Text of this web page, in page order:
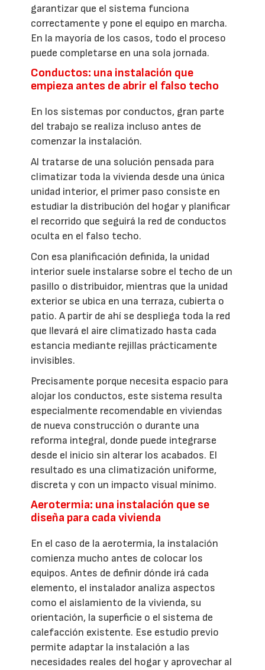
garantizar que el sistema funciona
correctamente y pone el equipo en marcha.
En la mayoría de los casos, todo el proceso
puede completarse en una sola jornada.
Conductos: una instalación que
empieza antes de abrir el falso techo
En los sistemas por conductos, gran parte
del trabajo se realiza incluso antes de
comenzar la instalación.
Al tratarse de una solución pensada para
climatizar toda la vivienda desde una única
unidad interior, el primer paso consiste en
estudiar la distribución del hogar y planificar
el recorrido que seguirá la red de conductos
oculta en el falso techo.
Con esa planificación definida, la unidad
interior suele instalarse sobre el techo de un
pasillo o distribuidor, mientras que la unidad
exterior se ubica en una terraza, cubierta o
patio. A partir de ahí se despliega toda la red
que llevará el aire climatizado hasta cada
estancia mediante rejillas prácticamente
invisibles.
Precisamente porque necesita espacio para
alojar los conductos, este sistema resulta
especialmente recomendable en viviendas
de nueva construcción o durante una
reforma integral, donde puede integrarse
desde el inicio sin alterar los acabados. El
resultado es una climatización uniforme,
discreta y con un impacto visual mínimo.
Aerotermia: una instalación que se
diseña para cada vivienda
En el caso de la aerotermia, la instalación
comienza mucho antes de colocar los
equipos. Antes de definir dónde irá cada
elemento, el instalador analiza aspectos
como el aislamiento de la vivienda, su
orientación, la superficie o el sistema de
calefacción existente. Ese estudio previo
permite adaptar la instalación a las
necesidades reales del hogar y aprovechar al